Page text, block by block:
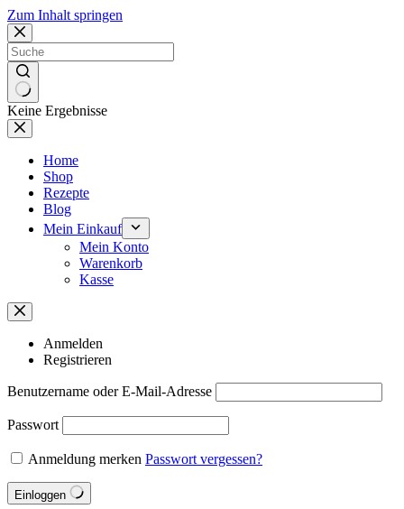
Zum Inhalt springen
Keine Ergebnisse
Home
Shop
Rezepte
Blog
Mein Einkauf
Mein Konto
Warenkorb
Kasse
Anmelden
Registrieren
Benutzername oder E-Mail-Adresse
Passwort
Anmeldung merken Passwort vergessen?
Einloggen